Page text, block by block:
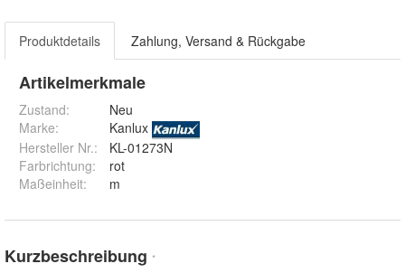
Produktdetails Zahlung, Versand & Rückgabe
Artikelmerkmale
Zustand:
Neu
Marke:
Kanlux
Hersteller Nr.:
KL-01273N
Farbrichtung:
rot
Maßeinheit: m
Kurzbeschreibung *